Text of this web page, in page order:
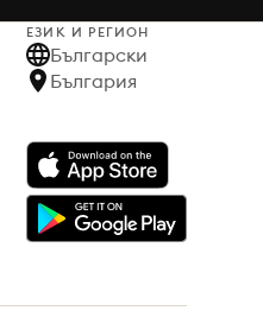
ЕЗИК И РЕГИОН
Български
България